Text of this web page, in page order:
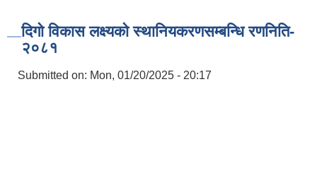
दिगो विकास लक्ष्यको स्थानियकरणसम्बन्धि रणनिति-
२०८१
Submitted on: Mon, 01/20/2025 - 20:17